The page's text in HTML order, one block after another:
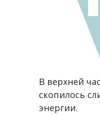
В верхней
скопилось
энергии.